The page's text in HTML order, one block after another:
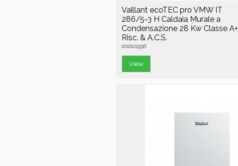
Vaillant ecoTEC pro VMW IT
286/5-3 H Caldaia Murale a
Condensazione 28 Kw Classe A+
Risc. & A.C.S.
0010021996
View